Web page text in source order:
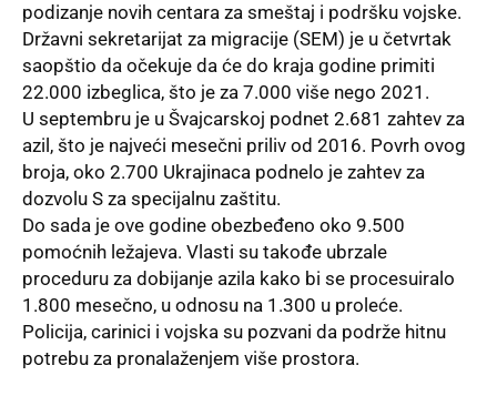
podizanje novih centara za smeštaj i podršku vojske.
Državni sekretarijat za migracije (SEM) je u četvrtak
saopštio da očekuje da će do kraja godine primiti
22.000 izbeglica, što je za 7.000 više nego 2021.
U septembru je u Švajcarskoj podnet 2.681 zahtev za
azil, što je najveći mesečni priliv od 2016. Povrh ovog
broja, oko 2.700 Ukrajinaca podnelo je zahtev za
dozvolu S za specijalnu zaštitu.
Do sada je ove godine obezbeđeno oko 9.500
pomoćnih ležajeva. Vlasti su takođe ubrzale
proceduru za dobijanje azila kako bi se procesuiralo
1.800 mesečno, u odnosu na 1.300 u proleće.
Policija, carinici i vojska su pozvani da podrže hitnu
potrebu za pronalaženjem više prostora.